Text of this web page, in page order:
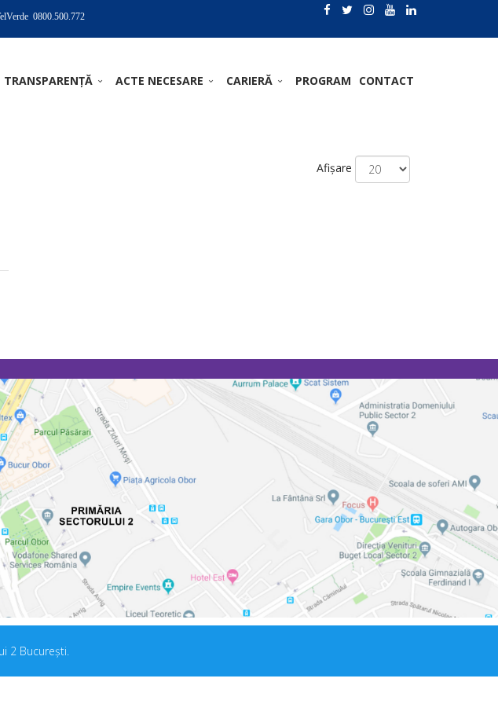
0800.500.772
TRANSPARENȚĂ ACTE NECESARE CARIERĂ PROGRAM CONTACT
Afișare
2 București.